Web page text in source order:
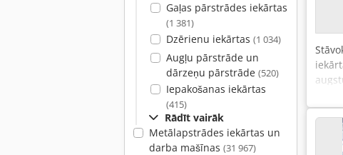
Gaļas pārstrādes iekārtas
(1 381)
Dzērienu iekārtas (1 034)
Augļu pārstrāde un
dārzeņu pārstrāde (520)
Iepakošanas iekārtas
(415)
Rādīt vairāk
Metālapstrādes iekārtas un
darba mašīnas (31 967)